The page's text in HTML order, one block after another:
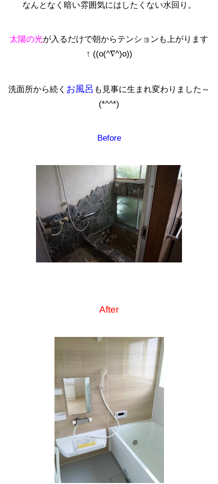
なんとなく暗い雰囲気にはしたくない水回り。
太陽の光が入るだけで朝からテンションも上がります
↑ ((o(^∇^)o))
洗面所から続く お風呂 も見事に生まれ変わりました～
(*^^*)
Before
After